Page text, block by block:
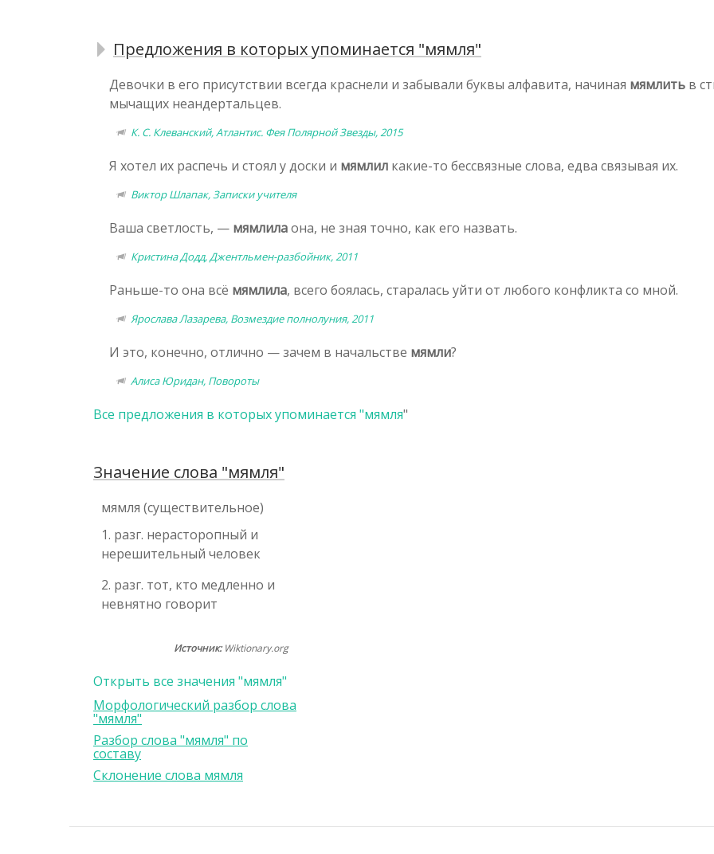
Предложения в которых упоминается "мямля"
Девочки в его присутствии всегда краснели и забывали буквы алфавита, начиная мямлить в
мычащих неандертальцев.
К. С. Клеванский, Атлантис. Фея Полярной Звезды, 2015
Я хотел их распечь и стоял у доски и мямлил какие-то бессвязные слова, едва связывая их.
Виктор Шлапак, Записки учителя
Ваша светлость, — мямлилаона, не зная точно, как его назвать.
Кристина Додд, Джентльмен-разбойник, 2011
Раньше-то она всё мямлила, всего боялась, старалась уйти от любого конфликта со мной.
Ярослава Лазарева, Возмездие полнолуния, 2011
И это, конечно, отлично — зачем в начальстве мямли?
Алиса Юридан, Повороты
Все предложения в которых упоминается "мямля"
Значение слова "мямля"
мямля (существительное)
1. разг. нерасторопный и
нерешительный человек
2. разг. тот, кто медленно и
невнятно говорит
Источник:Wiktionary.org
Открыть все значения "мямля"
Морфологический разбор слова
"мямля"
Разбор слова "мямля" по
составу
Склонение слова мямля